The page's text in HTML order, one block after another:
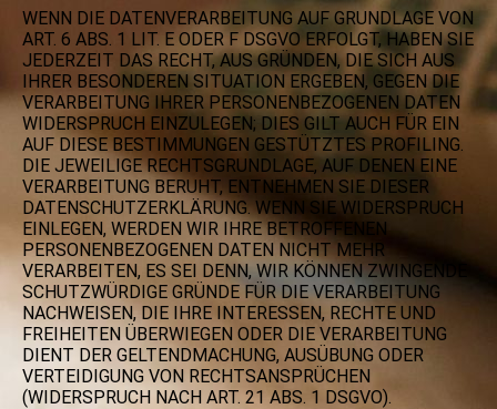
WENN DIE DATENVERARBEITUNG AUF GRUNDLAGE VON
ART. 6 ABS. 1 LIT. E ODER F DSGVO ERFOLGT, HABEN SIE
JEDERZEIT DAS RECHT, AUS GRÜNDEN, DIE SICH AUS
IHRER BESONDEREN SITUATION ERGEBEN, GEGEN DIE
VERARBEITUNG IHRER PERSONENBEZOGENEN DATEN
WIDERSPRUCH EINZULEGEN; DIES GILT AUCH FÜR EIN
AUF DIESE BESTIMMUNGEN GESTÜTZTES PROFILING.
DIE JEWEILIGE RECHTSGRUNDLAGE, AUF DENEN EINE
VERARBEITUNG BERUHT, ENTNEHMEN SIE DIESER
DATENSCHUTZERKLÄRUNG. WENN SIE WIDERSPRUCH
EINLEGEN, WERDEN WIR IHRE BETROFFENEN
PERSONENBEZOGENEN DATEN NICHT MEHR
VERARBEITEN, ES SEI DENN, WIR KÖNNEN ZWINGENDE
SCHUTZWÜRDIGE GRÜNDE FÜR DIE VERARBEITUNG
NACHWEISEN, DIE IHRE INTERESSEN, RECHTE UND
FREIHEITEN ÜBERWIEGEN ODER DIE VERARBEITUNG
DIENT DER GELTENDMACHUNG, AUSÜBUNG ODER
VERTEIDIGUNG VON RECHTSANSPRÜCHEN
(WIDERSPRUCH NACH ART. 21 ABS. 1 DSGVO).